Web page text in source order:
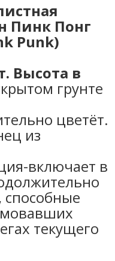
Пинк Понг
Punk)
Высота в
грунте
цветёт.
из
включает в
способные
текущего